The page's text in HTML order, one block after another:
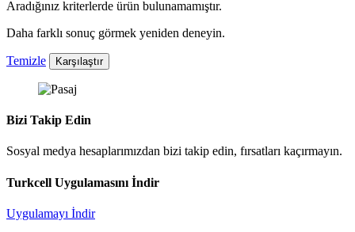
Aradığınız kriterlerde ürün bulunamamıştır.
Daha farklı sonuç görmek yeniden deneyin.
Temizle Karşılaştır
Bizi Takip Edin
Sosyal medya hesaplarımızdan bizi takip edin, fırsatları kaçırmayın.
Turkcell Uygulamasını İndir
Uygulamayı İndir